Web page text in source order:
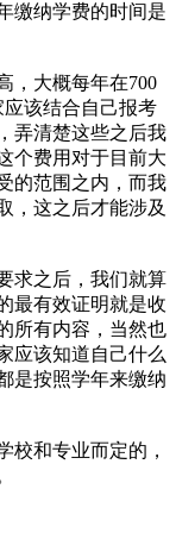
缴纳学费的时间是
，大概每年在700
该结合自己报考
弄清楚这些之后我
个费用对于目前大
的范围之内，而我
，这之后才能涉及
求之后，我们就算
最有效证明就是收
所有内容，当然也
应该知道自己什么
是按照学年来缴纳
校和专业而定的，